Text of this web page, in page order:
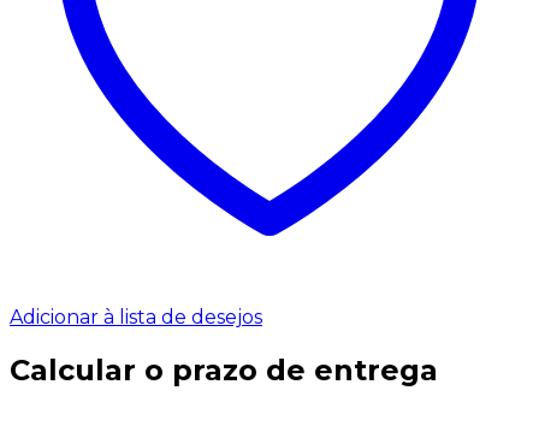
Adicionar à lista de desejos
Calcular o prazo de entrega